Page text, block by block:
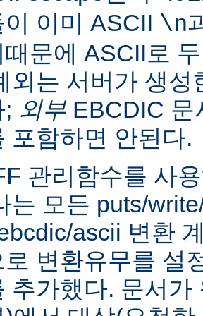
이 이미 ASCII \n
때문에 ASCII로
외는 서버가 생
외부EBCDIC 문
포함하면 안된다.
관리함수를 사
는 모든 puts/
ascii 변환
로 변환유무를 설
추가했다. 문서가